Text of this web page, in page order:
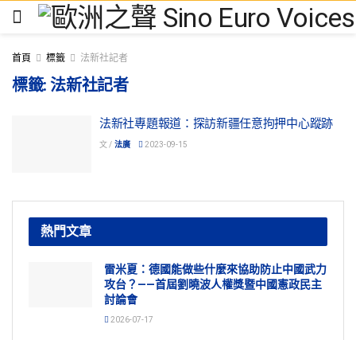
首頁 標籤 法新社記者
標籤: 法新社記者
法新社專題報道：探訪新疆任意拘押中心蹤跡
文 / 法廣 2023-09-15
熱門文章
雷米夏：德國能做些什麼來協助防止中國武力
攻台？——首屆劉曉波人權獎暨中國憲政民主
討論會
2026-07-17